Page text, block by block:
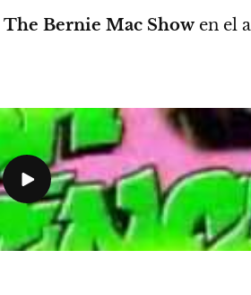
The Bernie Mac Show en el